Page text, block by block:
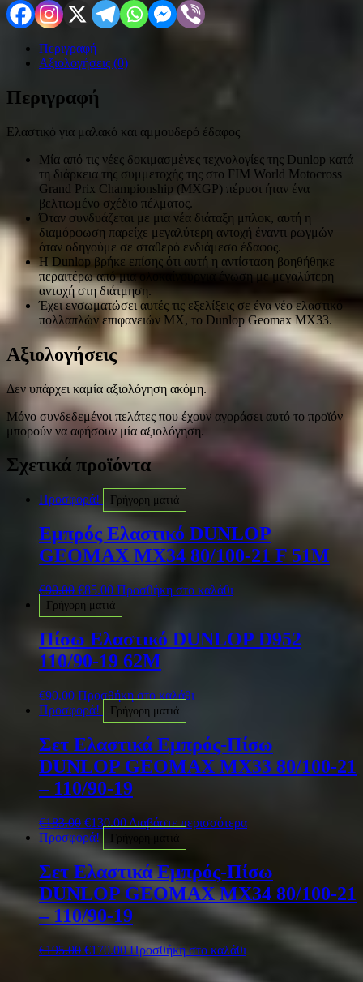
Περιγραφή
Αξιολογήσεις (0)
Περιγραφή
Ελαστικό για μαλακό και αμμουδερό έδαφος
Μία από τις νέες δοκιμασμένες τεχνολογίες της Dunlop κατά
τη διάρκεια της συμμετοχής της στο FIM World Motocross
Grand Prix Championship (MXGP) πέρυσι ήταν ένα
βελτιωμένο σχέδιο πέλματος.
Όταν συνδυάζεται με μια νέα διάταξη μπλοκ, αυτή η
διαμόρφωση παρείχε μεγαλύτερη αντοχή έναντι ρωγμών
όταν οδηγούμε σε σταθερό ενδιάμεσο έδαφος.
Η Dunlop βρήκε επίσης ότι αυτή η αντίσταση βοηθήθηκε
περαιτέρω από μια ολοκαίνουργια ένωση με μεγαλύτερη
αντοχή στη διάτμηση.
Έχει ενσωματώσει αυτές τις εξελίξεις σε ένα νέο ελαστικό
πολλαπλών επιφανειών MX, το Dunlop Geomax MX33.
Αξιολογήσεις
Δεν υπάρχει καμία αξιολόγηση ακόμη.
Μόνο συνδεδεμένοι πελάτες που έχουν αγοράσει αυτό το προϊόν
μπορούν να αφήσουν μία αξιολόγηση.
Σχετικά προϊόντα
Προσφορά! Γρήγορη ματιά
Εμπρός Ελαστικό DUNLOP
GEOMAX MX34 80/100-21 F 51M
€90.00 €85.00 Προσθήκη στο καλάθι
Γρήγορη ματιά
Πίσω Ελαστικό DUNLOP D952
110/90-19 62M
€90.00 Προσθήκη στο καλάθι
Προσφορά!
Γρήγορη ματιά
Σετ Ελαστικά Εμπρός-Πίσω
DUNLOP GEOMAX MX33 80/100-21
– 110/90-19
€183.00 €130.00 Διαβάστε περισσότερα
Προσφορά!
Γρήγορη ματιά
Σετ Ελαστικά Εμπρός-Πίσω
DUNLOP GEOMAX MX34 80/100-21
– 110/90-19
€195.00 €170.00 Προσθήκη στο καλάθι